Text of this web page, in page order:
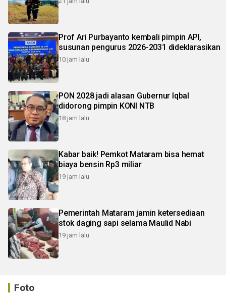
Prof Ari Purbayanto kembali pimpin API,
susunan pengurus 2026-2031 dideklarasikan
10 jam lalu
PON 2028 jadi alasan Gubernur Iqbal
didorong pimpin KONI NTB
18 jam lalu
Kabar baik! Pemkot Mataram bisa hemat
biaya bensin Rp3 miliar
19 jam lalu
Pemerintah Mataram jamin ketersediaan
stok daging sapi selama Maulid Nabi
19 jam lalu
Foto